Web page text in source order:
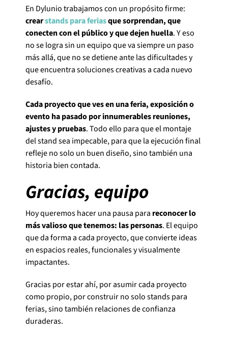
En Dylunio trabajamos con un propósito firme:
crearstands para feriasque sorprendan, que
conecten con el público y que dejen huella. Y eso
no se logra sin un equipo que va siempre un paso
más allá, que no se detiene ante las dificultades y
que encuentra soluciones creativas a cada nuevo
desafío.
Cada proyecto que ves en una feria, exposición o
evento ha pasado por innumerables reuniones,
ajustes y pruebas. Todo ello para que el montaje
del stand sea impecable, para que la ejecución final
refleje no solo un buen diseño, sino también una
historia bien contada.
Gracias, equipo
Hoy queremos hacer una pausa para reconocer lo
más valioso que tenemos: las personas. El equipo
que da forma a cada proyecto, que convierte ideas
en espacios reales, funcionales y visualmente
impactantes.
Gracias por estar ahí, por asumir cada proyecto
como propio, por construir no solo stands para
ferias, sino también relaciones de confianza
duraderas.